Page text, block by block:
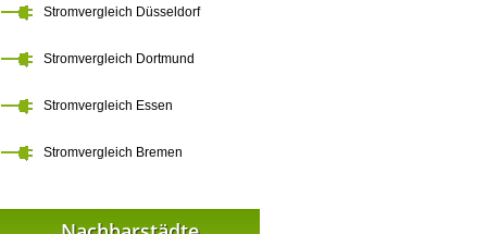
Stromvergleich Düsseldorf
Stromvergleich Dortmund
Stromvergleich Essen
Stromvergleich Bremen